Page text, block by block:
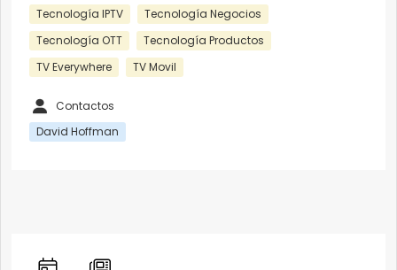
Tecnología IPTV
Tecnología Negocios
Tecnología OTT
Tecnología Productos
TV Everywhere
TV Movil
Contactos
David Hoffman